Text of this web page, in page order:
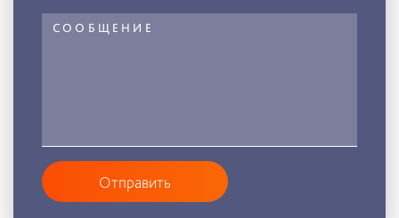
Отправить